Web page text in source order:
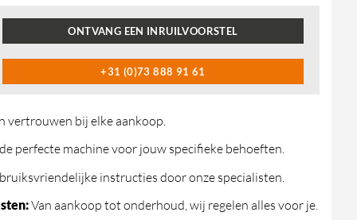
ONTVANG EEN INRUILVOORSTEL
+31 (0)73 888 91 61
vertrouwen bij elke aankoop.
perfecte machine voor jouw specifieke behoeften.
instructies door onze specialisten.
Van aankoop tot onderhoud, wij regelen alles voor je.